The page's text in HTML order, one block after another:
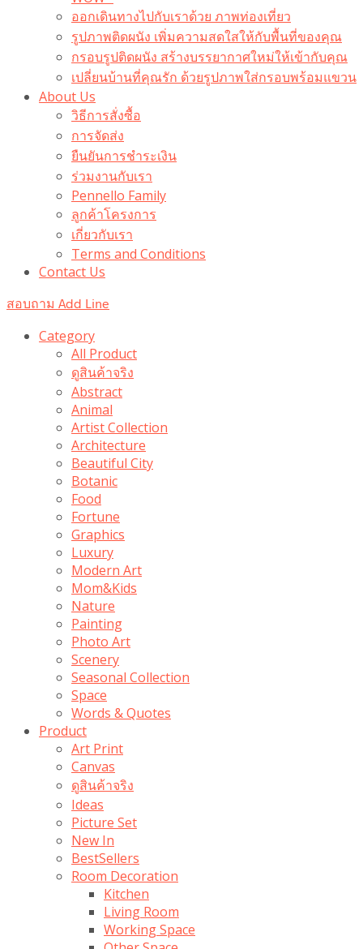
ออกเดินทางไปกับเราด้วย ภาพท่องเที่ยว
รูปภาพติดผนัง เพิ่มความสดใสให้กับพื้นที่ของคุณ
กรอบรูปติดผนัง สร้างบรรยากาศใหม่ให้เข้ากับคุณ
เปลี่ยนบ้านที่คุณรัก ด้วยรูปภาพใส่กรอบพร้อมแขวน​
About Us
วิธีการสั่งซื้อ
การจัดส่ง
ยืนยันการชำระเงิน
ร่วมงานกับเรา
Pennello Family
ลูกค้าโครงการ
เกี่ยวกับเรา
Terms and Conditions
Contact Us
สอบถาม Add Line
Category
All Product
ดูสินค้าจริง
Abstract
Animal
Artist Collection
Architecture
Beautiful City
Botanic
Food
Fortune
Graphics
Luxury
Modern Art
Mom&Kids
Nature
Painting
Photo Art
Scenery
Seasonal Collection
Space
Words & Quotes
Product
Art Print
Canvas
ดูสินค้าจริง
Ideas
Picture Set
New In
BestSellers
Room Decoration
Kitchen
Living Room
Working Space